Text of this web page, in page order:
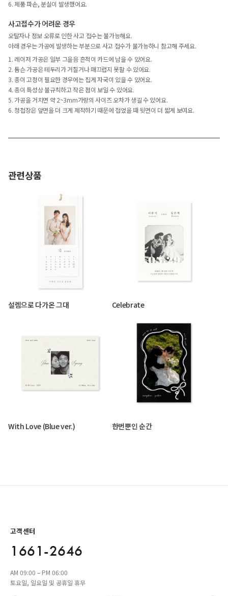
6. 제품 파손, 분실이 발생했어요.
사고접수가 어려운 경우
오탈자나 정보 오류로 인한 사고 접수는 불가능해요.
아래 경우는 가공에 발생하는 부분으로 사고 접수가 불가능하니 참고해 주세요.
1. 레이저 가공은 일부 그을음 흔적이 카드에 남을 수 있어요.
2. 톰슨 가공은 테두리가 거칠거나 매끄럽지 못할 수 있어요.
3. 종이 고정이 필요한 경우에는 집게 자국이 있을 수 있어요.
4. 종이 특성상 불규칙하고 작은 점이 보일 수 있어요.
5. 가공을 거치면 약 2~3mm가량의 사이즈 오차가 생길 수 있어요.
6. 청첩장은 앞면을 더 크게 제작하기 때문에 접었을 때 뒷면이 더 짧게 보여요.
관련상품
설렘으로 다가온 그대 Celebrate
With Love (Blue ver.) 한번뿐인 순간
고객센터
1661-2646
AM 09:00 – PM 06:00
토요일, 일요일 및 공휴일 휴무